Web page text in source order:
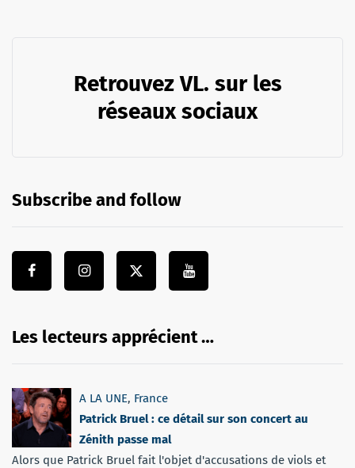
Retrouvez VL. sur les
réseaux sociaux
Subscribe and follow
Les lecteurs apprécient …
A LA UNE, France
Patrick Bruel : ce détail sur son concert au
Zénith passe mal
Alors que Patrick Bruel fait l'objet d'accusations de viols et